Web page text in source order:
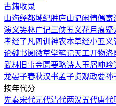
古籍收录
山海经都城纪胜庐山记闲情偶寄
演义笑林广记三侠五义花月痕疑
孝经了凡四训 神农本草经小五义
论魏书阅微草堂笔记天工开物洛
武林旧事金匮要略诗人玉屑呻吟
龙晏子春秋汉书孟子贞观政要孙
按年代分
先秦宋代元代清代两汉五代唐代